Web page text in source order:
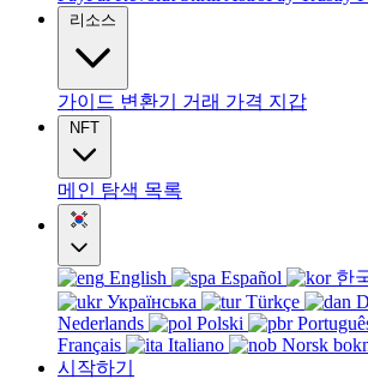
리소스
가이드 변환기 거래 가격 지갑
NFT
메인 탐색 목록
English Español 한
Українська
Türkçe
Nederlands
Polski
Français
Italiano
Norsk
시작하기